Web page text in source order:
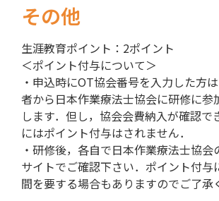
その他
生涯教育ポイント：2ポイント
＜ポイント付与について＞
・申込時にOT協会番号を入力した方
者から日本作業療法士協会に研修に参
します．但し，協会会費納入が確認で
にはポイント付与はされません．
・研修後，各自で日本作業療法士協会
サイトでご確認下さい．ポイント付与
間を要する場合もありますのでご了承